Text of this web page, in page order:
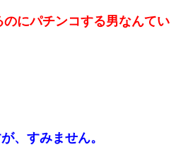
り出さないと死ぬんか？ 死ぬんか？
た私、地獄に落ちる
にパチンコする男なんてい
、すみません。